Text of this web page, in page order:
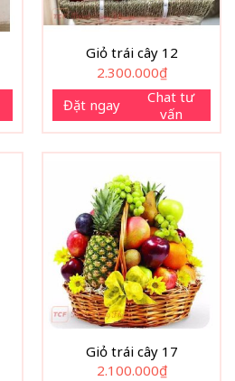
Giỏ trái cây 12
2.300.000₫
Đặt ngay
Chat tư
vấn
Giỏ trái cây 17
2.100.000₫